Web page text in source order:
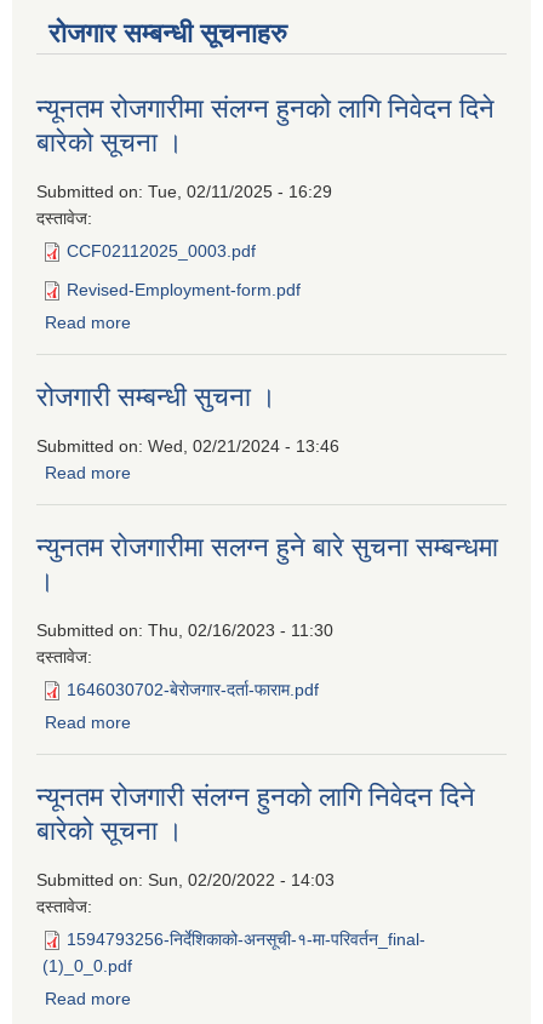
रोजगार सम्बन्धी सूचनाहरु
न्यूनतम रोजगारीमा संलग्न हुनको लागि निवेदन दिने
बारेको सूचना ।
Submitted on: Tue, 02/11/2025 - 16:29
दस्तावेज:
CCF02112025_0003.pdf
Revised-Employment-form.pdf
Read more
रोजगारी सम्बन्धी सुचना ।
Submitted on: Wed, 02/21/2024 - 13:46
Read more
न्युनतम राेजगारीमा सलग्न हुने बारे सुचना सम्बन्धमा
।
Submitted on: Thu, 02/16/2023 - 11:30
दस्तावेज:
1646030702-बेरोजगार-दर्ता-फाराम.pdf
Read more
न्यूनतम रोजगारी संलग्न हुनको लागि निवेदन दिने
बारेको सूचना ।
Submitted on: Sun, 02/20/2022 - 14:03
दस्तावेज:
1594793256-निर्देशिकाको-अनसूची-१-मा-परिवर्तन_final-
(1)_0_0.pdf
Read more